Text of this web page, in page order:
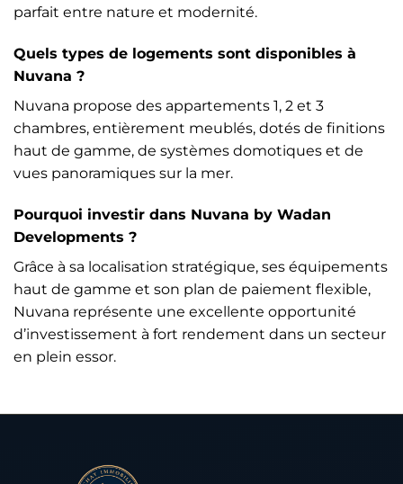
parfait entre nature et modernité.
Quels types de logements sont disponibles à
Nuvana ?
Nuvana propose des appartements 1, 2 et 3
chambres, entièrement meublés, dotés de finitions
haut de gamme, de systèmes domotiques et de
vues panoramiques sur la mer.
Pourquoi investir dans Nuvana by Wadan
Developments ?
Grâce à sa localisation stratégique, ses équipements
haut de gamme et son plan de paiement flexible,
Nuvana représente une excellente opportunité
d’investissement à fort rendement dans un secteur
en plein essor.